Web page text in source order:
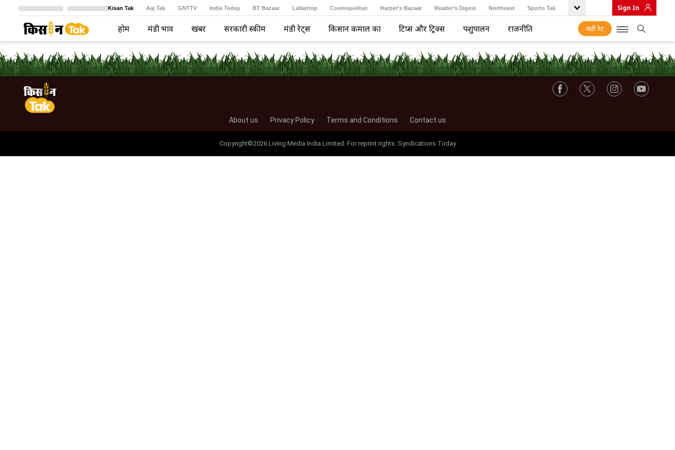
Kisan Tak Aaj Tak GNTTV India Today BT Bazaar Lallantop Cosmopolitan Harper's Bazaar Reader’s Digest Northeast Sports Tak
Crime Tak Astro Tak
Sign In
होम मंडी भाव खबरें सरकारी स्कीम मंडी रेट्स किसान कमाल का टिप्स और ट्रिक्स पशुपालन राजनीति मंडी रेट
About us Privacy Policy Terms and Conditions Contact us
Copyright©2026 Living Media India Limited. For reprint rights: Syndications Today